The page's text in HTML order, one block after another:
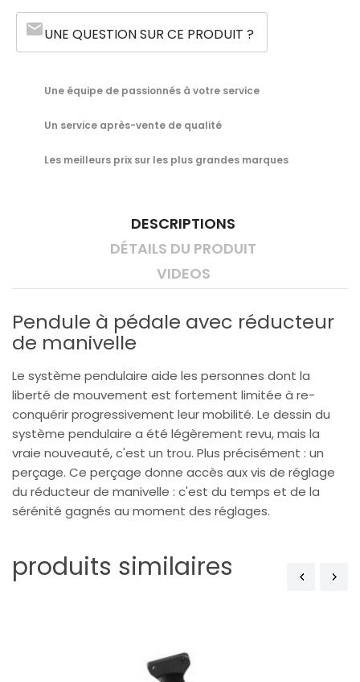
emailUNE QUESTION SUR CE PRODUIT ?
Une équipe de passionnés à votre service
Un service après-vente de qualité
Les meilleurs prix sur les plus grandes marques
DESCRIPTIONS
DÉTAILS DU PRODUIT
VIDEOS
Pendule à pédale avec réducteur
de manivelle
Le système pendulaire aide les personnes dont la
liberté de mouvement est fortement limitée à re-
conquérir progressivement leur mobilité. Le dessin du
système pendulaire a été légèrement revu, mais la
vraie nouveauté, c'est un trou. Plus précisément : un
perçage. Ce perçage donne accès aux vis de réglage
du réducteur de manivelle : c'est du temps et de la
sérénité gagnés au moment des réglages.
produits similaires